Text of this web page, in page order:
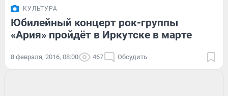
КУЛЬТУРА
Юбилейный концерт рок-группы
«Ария» пройдёт в Иркутске в марте
8 февраля, 2016, 08:00 467 Обсудить